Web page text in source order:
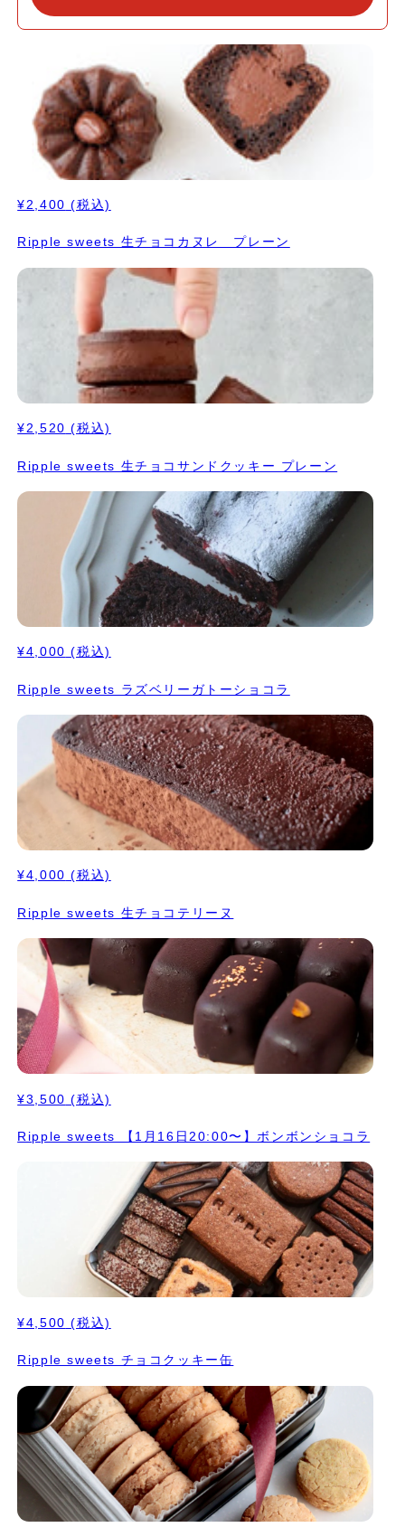
¥2,400 (税込)
Ripple sweets 生チョコカヌレ プレーン
¥2,520 (税込)
Ripple sweets 生チョコサンドクッキー プレーン
¥4,000 (税込)
Ripple sweets ラズベリーガトーショコラ
¥4,000 (税込)
Ripple sweets 生チョコテリーヌ
¥3,500 (税込)
Ripple sweets 【1月16日20:00〜】ボンボンショコラ
¥4,500 (税込)
Ripple sweets チョコクッキー缶